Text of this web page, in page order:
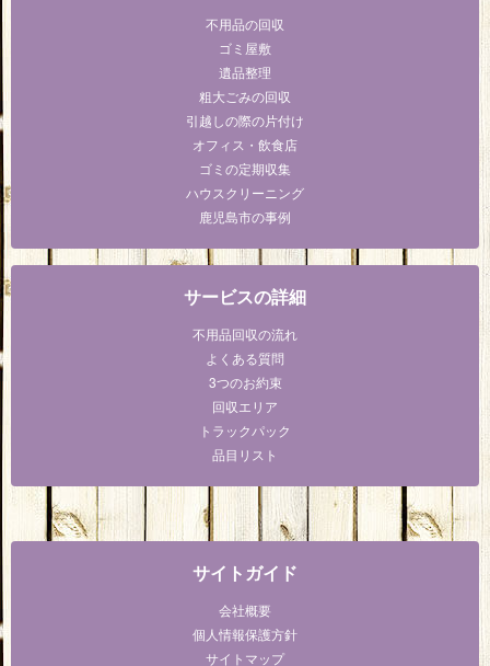
不用品の回収
ゴミ屋敷
遺品整理
粗大ごみの回収
引越しの際の片付け
オフィス・飲食店
ゴミの定期収集
ハウスクリーニング
鹿児島市の事例
サービスの詳細
不用品回収の流れ
よくある質問
3つのお約束
回収エリア
トラックパック
品目リスト
サイトガイド
会社概要
個人情報保護方針
サイトマップ